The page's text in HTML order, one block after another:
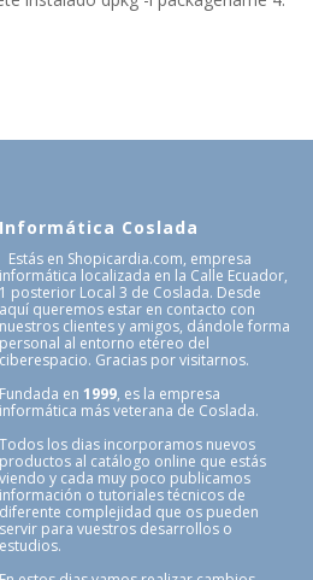
Informática Coslada
Estás en Shopicardia.com, empresa
informática localizada en la Calle Ecuador,
1 posterior Local 3 de Coslada. Desde
aquí queremos estar en contacto con
nuestros clientes y amigos, dándole forma
personal al entorno etéreo del
ciberespacio. Gracias por visitarnos.
Fundada en1999, es la empresa
informática más veterana de Coslada.
Todos los dias incorporamos nuevos
productos al catálogo online que estás
viendo y cada muy poco publicamos
información o tutoriales técnicos de
diferente complejidad que os pueden
servir para vuestros desarrollos o
estudios.